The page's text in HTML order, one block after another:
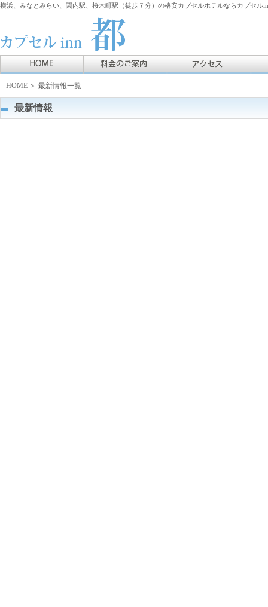
横浜、みなとみらい、関内駅、桜木町駅（徒歩７分）の格安カプセルホテルならカプセル
HOME ＞ 最新情報一覧
最新情報